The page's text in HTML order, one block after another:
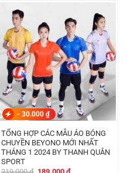
- 30.000 ₫
TỔNG HỢP CÁC MẪU ÁO BÓNG
CHUYỀN BEYONO MỚI NHẤT
THÁNG 1 2024 BY THANH QUÂN
SPORT
Giá
Giá